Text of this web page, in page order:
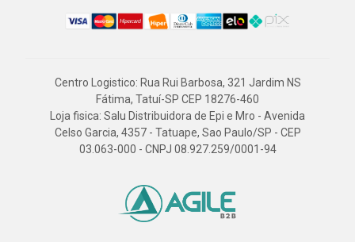
Centro Logistico: Rua Rui Barbosa, 321 Jardim NS
Fátima, Tatuí-SP CEP 18276-460
Loja fisica: Salu Distribuidora de Epi e Mro - Avenida
Celso Garcia, 4357 - Tatuape, Sao Paulo/SP - CEP
03.063-000 - CNPJ 08.927.259/0001-94